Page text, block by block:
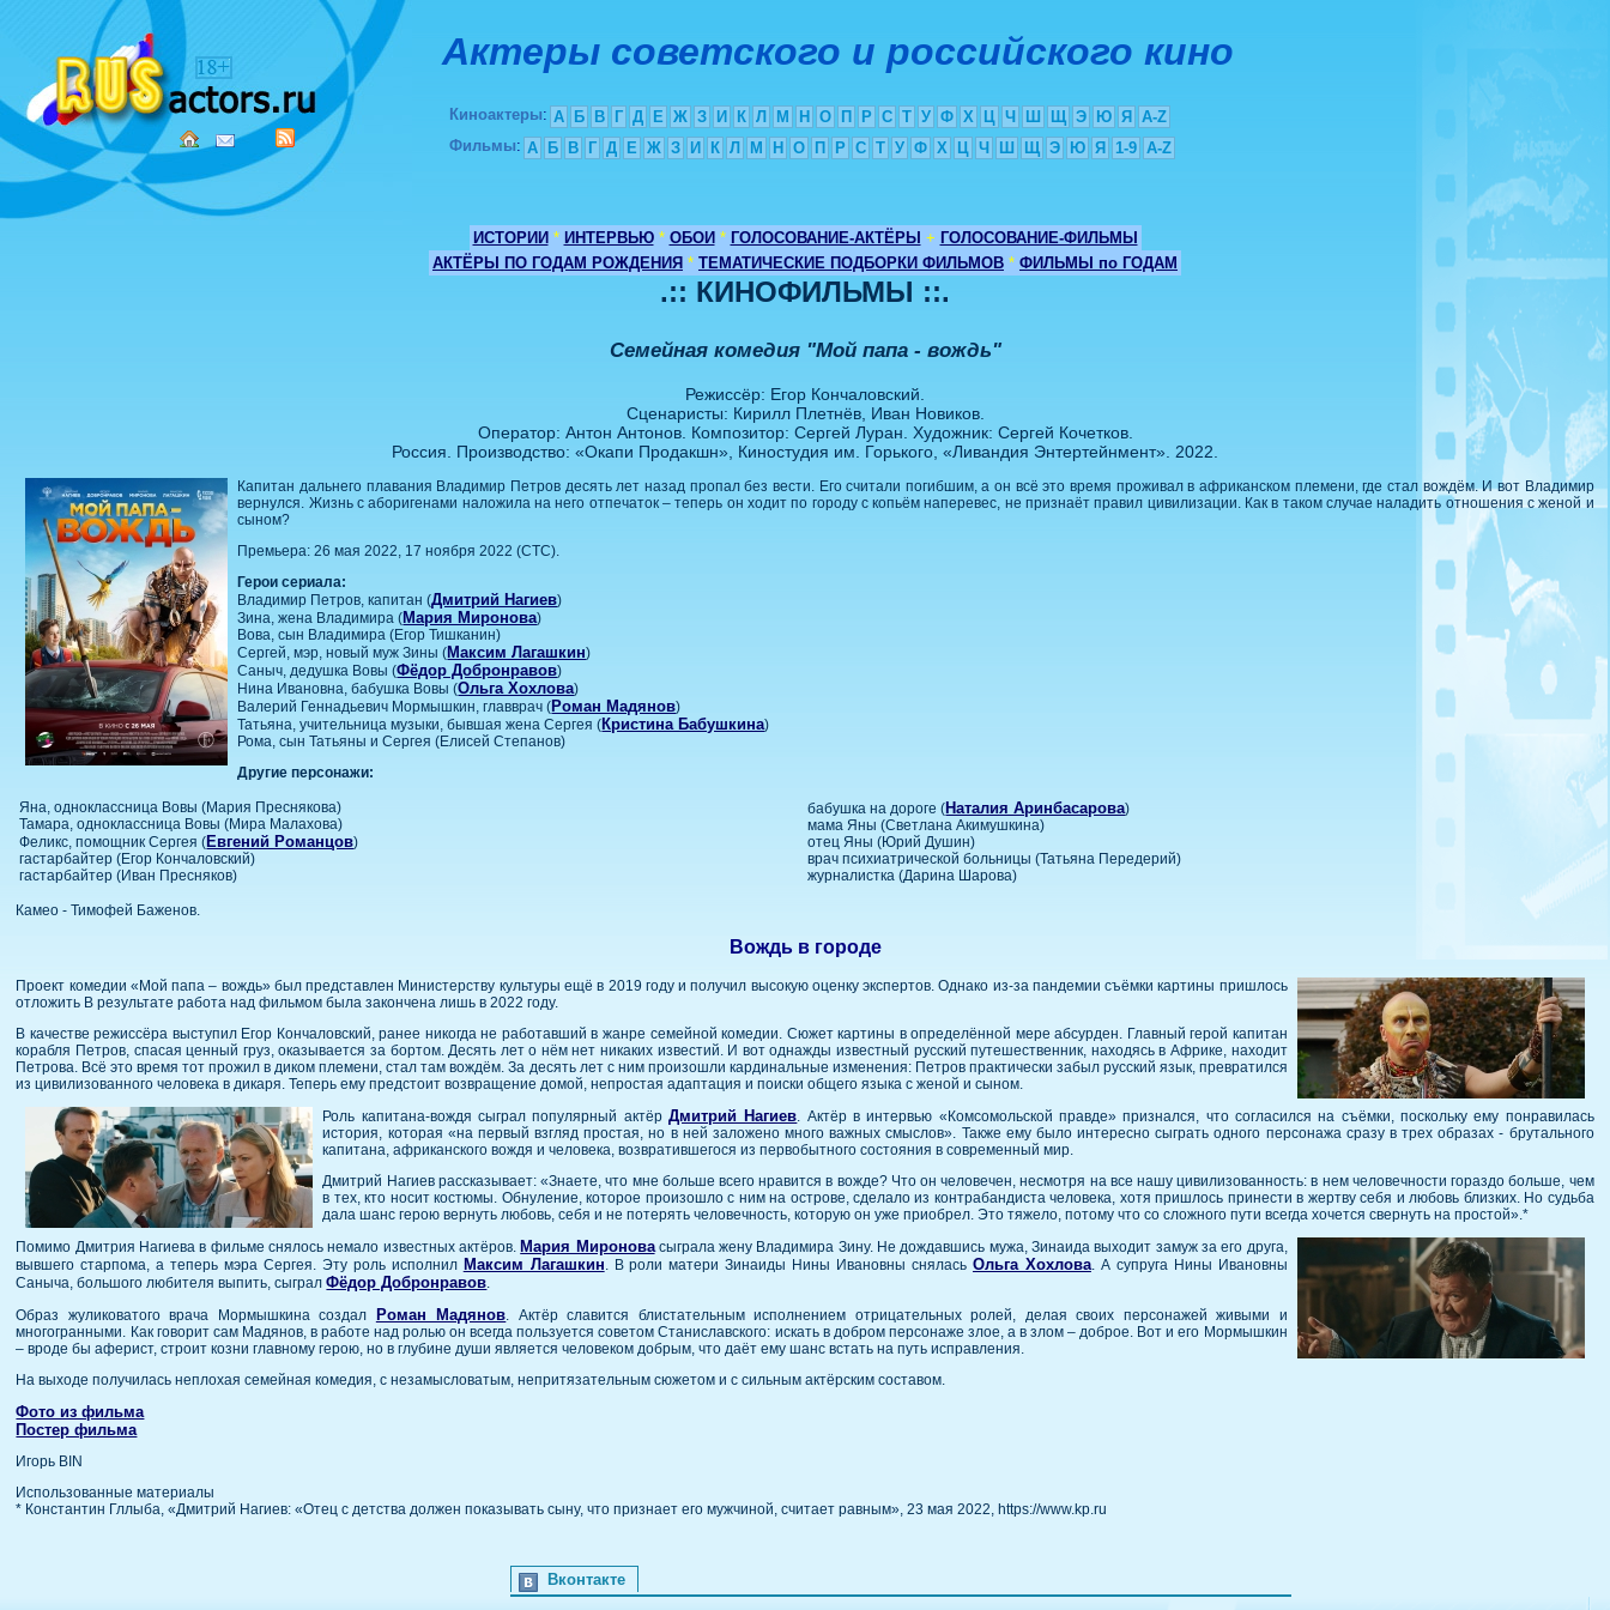
Актеры советского и российского кино
Киноактеры: А Б В Г Д Е Ж З И К Л М Н О П Р С Т У Ф Х Ц Ч Ш Щ Э Ю Я
A-Z
Фильмы: А Б В Г Д Е Ж З И К Л М Н О П Р С Т У Ф Х Ц Ч Ш Щ Э Ю Я 1-9 A-Z
ИСТОРИИ * ИНТЕРВЬЮ * ОБОИ * ГОЛОСОВАНИЕ-АКТЁРЫ + ГОЛОСОВАНИЕ-ФИЛЬМЫ
АКТЁРЫ ПО ГОДАМ РОЖДЕНИЯ * ТЕМАТИЧЕСКИЕ ПОДБОРКИ ФИЛЬМОВ * ФИЛЬМЫ по ГОДАМ
.:: КИНОФИЛЬМЫ ::.
Семейная комедия "Мой папа - вождь"
Режиссёр: Егор Кончаловский.
Сценаристы: Кирилл Плетнёв, Иван Новиков.
Оператор: Антон Антонов. Композитор: Сергей Луран. Художник: Сергей Кочетков.
Россия. Производство: «Окапи Продакшн», Киностудия им. Горького, «Ливандия Энтертейнмент». 2022.
Капитан дальнего плавания Владимир Петров десять лет назад пропал без вести. Его считали погибшим, а он всё это время проживал в африканском племени, где стал вождём. И вот Владимир
вернулся. Жизнь с аборигенами наложила на него отпечаток – теперь он ходит по городу с копьём наперевес, не признаёт правил цивилизации. Как в таком случае наладить отношения с женой и
сыном?
Премьера: 26 мая 2022, 17 ноября 2022 (СТС).
Герои сериала:
Владимир Петров, капитан (Дмитрий Нагиев)
Зина, жена Владимира (Мария Миронова)
Вова, сын Владимира (Егор Тишканин)
Сергей, мэр, новый муж Зины (Максим Лагашкин)
Саныч, дедушка Вовы (Фёдор Добронравов)
Нина Ивановна, бабушка Вовы (Ольга Хохлова)
Валерий Геннадьевич Мормышкин, главврач (Роман Мадянов)
Татьяна, учительница музыки, бывшая жена Сергея (Кристина Бабушкина)
Рома, сын Татьяны и Сергея (Елисей Степанов)
Другие персонажи:
Яна, одноклассница Вовы (Мария Преснякова)
Тамара, одноклассница Вовы (Мира Малахова)
Феликс, помощник Сергея (Евгений Романцов)
гастарбайтер (Егор Кончаловский)
гастарбайтер (Иван Пресняков)
бабушка на дороге (Наталия Аринбасарова)
мама Яны (Светлана Акимушкина)
отец Яны (Юрий Душин)
врач психиатрической больницы (Татьяна Передерий)
журналистка (Дарина Шарова)
Камео - Тимофей Баженов.
Вождь в городе
Проект комедии «Мой папа – вождь» был представлен Министерству культуры ещё в 2019 году и получил высокую оценку экспертов. Однако из-за пандемии съёмки картины пришлось
отложить В результате работа над фильмом была закончена лишь в 2022 году.
В качестве режиссёра выступил Егор Кончаловский, ранее никогда не работавший в жанре семейной комедии. Сюжет картины в определённой мере абсурден. Главный герой капитан
корабля Петров, спасая ценный груз, оказывается за бортом. Десять лет о нём нет никаких известий. И вот однажды известный русский путешественник, находясь в Африке, находит
Петрова. Всё это время тот прожил в диком племени, стал там вождём. За десять лет с ним произошли кардинальные изменения: Петров практически забыл русский язык, превратился
из цивилизованного человека в дикаря. Теперь ему предстоит возвращение домой, непростая адаптация и поиски общего языка с женой и сыном.
Роль капитана-вождя сыграл популярный актёрДмитрий Нагиев. Актёр в интервью «Комсомольской правде» признался, что согласился на съёмки, поскольку ему понравилась
история, которая «на первый взгляд простая, но в ней заложено много важных смыслов». Также ему было интересно сыграть одного персонажа сразу в трех образах - брутального
капитана, африканского вождя и человека, возвратившегося из первобытного состояния в современный мир.
Дмитрий Нагиев рассказывает: «Знаете, что мне больше всего нравится в вожде? Что он человечен, несмотря на все нашу цивилизованность: в нем человечности гораздо больше, чем
в тех, кто носит костюмы. Обнуление, которое произошло с ним на острове, сделало из контрабандиста человека, хотя пришлось принести в жертву себя и любовь близких. Но судьба
дала шанс герою вернуть любовь, себя и не потерять человечность, которую он уже приобрел. Это тяжело, потому что со сложного пути всегда хочется свернуть на простой».*
Помимо Дмитрия Нагиева в фильме снялось немало известных актёров. Мария Мироновасыграла жену Владимира Зину. Не дождавшись мужа, Зинаида выходит замуж за его друга,
вывшего старпома, а теперь мэра Сергея. Эту роль исполнил Максим Лагашкин. В роли матери Зинаиды Нины Ивановны снялась Ольга Хохлова. А супруга Нины Ивановны
Саныча, большого любителя выпить, сыгралФёдор Добронравов.
Образ жуликоватого врача Мормышкина создал
Роман Мадянов. Актёр славится блистательным исполнением отрицательных ролей, делая своих персонажей живыми и
многогранными. Как говорит сам Мадянов, в работе над ролью он всегда пользуется советом Станиславского: искать в добром персонаже злое, а в злом – доброе. Вот и его Мормышкин
– вроде бы аферист, строит козни главному герою, но в глубине души является человеком добрым, что даёт ему шанс встать на путь исправления.
На выходе получилась неплохая семейная комедия, с незамысловатым, непритязательным сюжетом и с сильным актёрским составом.
Фото из фильма
Постер фильма
Игорь BIN
Использованные материалы
* Константин Гллыба, «Дмитрий Нагиев: «Отец с детства должен показывать сыну, что признает его мужчиной, считает равным», 23 мая 2022, https://www.kp.ru
Вконтакте